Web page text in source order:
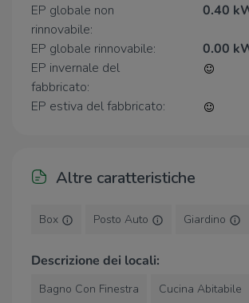
-Isolamento termico avanzato
-Serramenti a triplo vetro
-Sistemi di climatizzazione di ultima
-Impianti tecnologicamente evoluti
La certificazione Classe A garantisce
energetici.
Comfort Abitativo Tutto l’Anno.
benessere:
EP globale non
rinnovabile:
0.40
EP globale rinnovabile:
0.00
EP invernale del
fabbricato:
EP estiva del fabbricato:
Altre caratteristiche
Box Posto Auto Giardino
Descrizione dei locali:
Bagno Con Finestra Cucina Abitabile